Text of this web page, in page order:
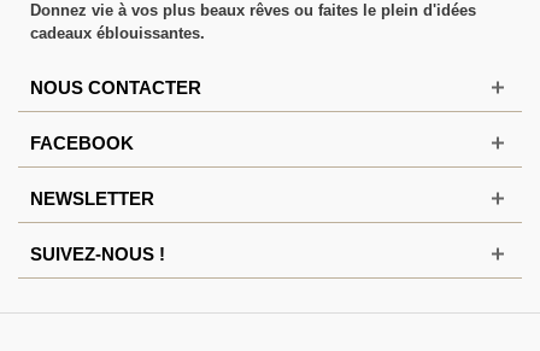
Donnez vie à vos plus beaux rêves ou faites le plein d'idées
cadeaux éblouissantes.
NOUS CONTACTER
FACEBOOK
NEWSLETTER
SUIVEZ-NOUS !